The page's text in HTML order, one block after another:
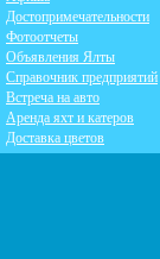
Достопримечательности
Фотоотчеты
Объявления Ялты
Справочник предприятий
Встреча на авто
Аренда яхт и катеров
Доставка цветов